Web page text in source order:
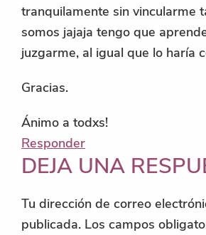
tranquilamente sin vincularme
somos jajaja tengo que
juzgarme, al igual que lo haría
Gracias.
Ánimo a todxs!
Responder
DEJA UNA
Tu dirección de correo
publicada. Los campos